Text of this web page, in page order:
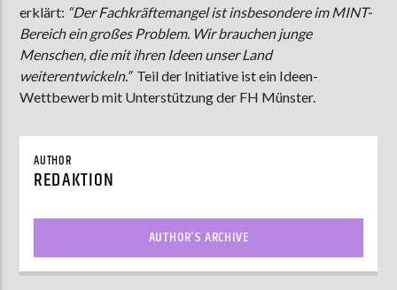
ZU HÖREN INMünster90,9 MHz Steinfurt103,9 MHz
erklärt: “Der Fachkräftemangel ist insbesondere im MINT-
Bereich ein großes Problem. Wir brauchen junge
Menschen, die mit ihren Ideen unser Land
weiterentwickeln.” Teil der Initiative ist ein Ideen-
Wettbewerb mit Unterstützung der FH Münster.
AUTHOR
REDAKTION
AUTHOR'S ARCHIVE